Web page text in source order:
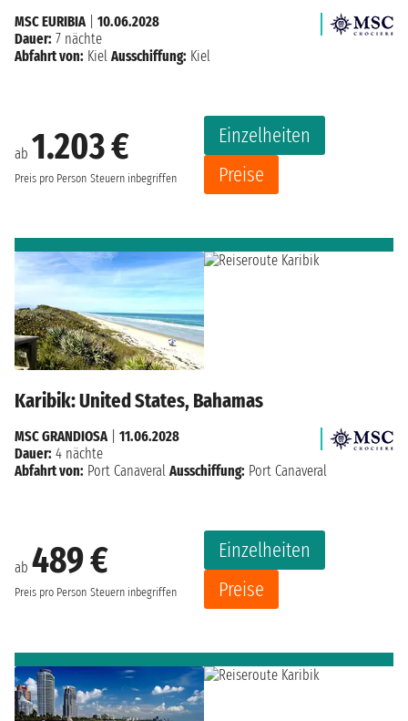
ab 1.203 €
Preis pro Person Steuern inbegriffen
Einzelheiten
Preise
MSC EURIBIA| 10.06.2028
Dauer: 7 nächte
Abfahrt von: Kiel Ausschiffung: Kiel
Karibik: United States, Bahamas
ab 489 €
Preis pro Person Steuern inbegriffen
Einzelheiten
Preise
MSC GRANDIOSA
11.06.2028
Dauer: 4 nächte
Abfahrt von: Port Canaveral Ausschiffung: Port Canaveral